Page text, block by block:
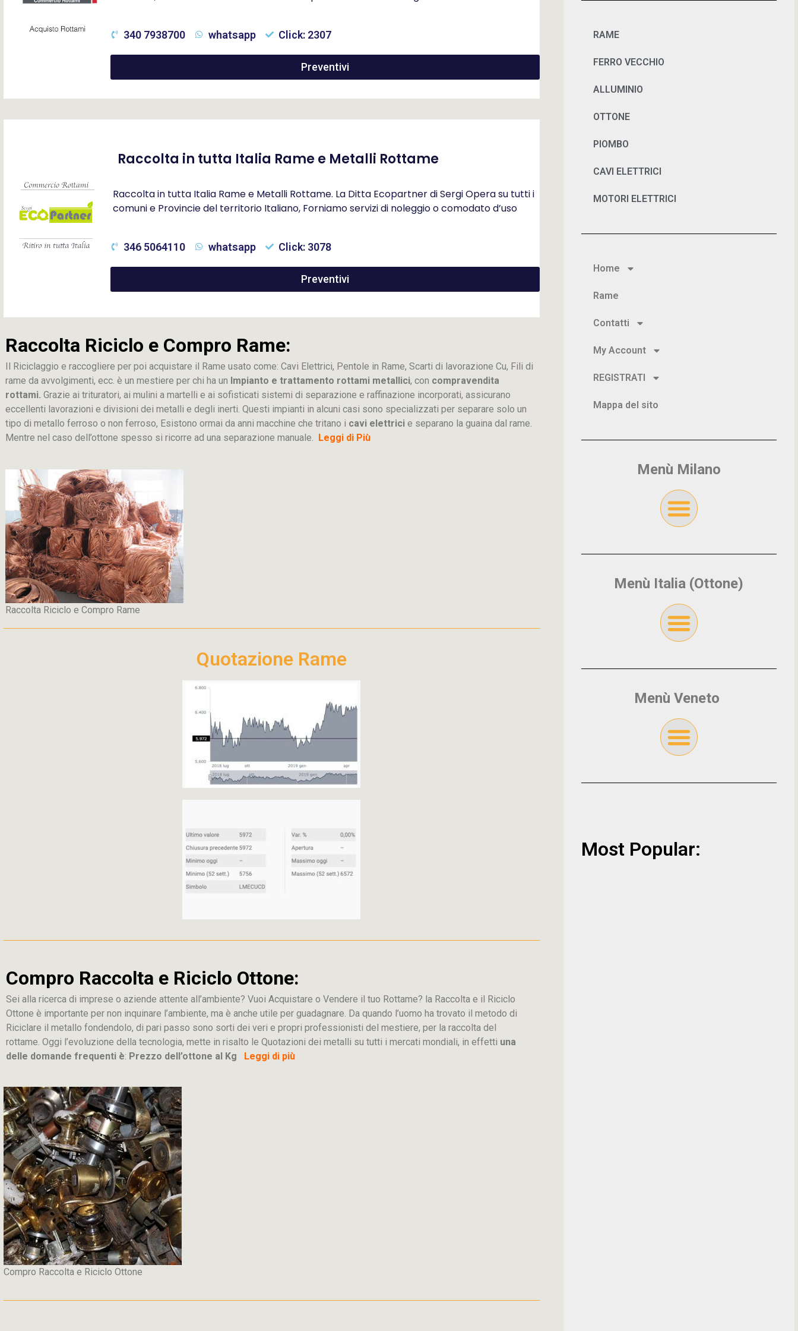
340 7938700 whatsapp Click: 2307
Preventivi
Raccolta in tutta Italia Rame e Metalli Rottame
Raccolta in tutta Italia Rame e Metalli Rottame. La Ditta Ecopartner di Sergi Opera su tutti i
comuni e Provincie del territorio Italiano, Forniamo servizi di noleggio o comodato d’uso
346 5064110 whatsapp Click: 3078
Preventivi
Raccolta Riciclo e Compro Rame:
Il Riciclaggio e raccogliere per poi acquistare il Rame usato come: Cavi Elettrici, Pentole in Rame, Scarti di lavorazione Cu, Fili di
rame da avvolgimenti, ecc. è un mestiere per chi ha un Impianto e trattamento rottami metallici, con compravendita
rottami. Grazie ai trituratori, ai mulini a martelli e ai sofisticati sistemi di separazione e raffinazione incorporati, assicurano
eccellenti lavorazioni e divisioni dei metalli e degli inerti. Questi impianti in alcuni casi sono specializzati per separare solo un
tipo di metallo ferroso o non ferroso, Esistono ormai da anni macchine che tritano i cavi elettrici e separano la guaina dal rame.
Mentre nel caso dell’ottone spesso si ricorre ad una separazione manuale.
Leggi di Più
Raccolta Riciclo e Compro Rame
Quotazione Rame
Compro Raccolta e Riciclo Ottone:
Sei alla ricerca di imprese o aziende attente all’ambiente? Vuoi Acquistare o Vendere il tuo Rottame? la Raccolta e il Riciclo
Ottone è importante per non inquinare l’ambiente, ma è anche utile per guadagnare. Da quando l’uomo ha trovato il metodo di
Riciclare il metallo fondendolo, di pari passo sono sorti dei veri e propri professionisti del mestiere, per la raccolta del
rottame. Oggi l’evoluzione della tecnologia, mette in risalto le Quotazioni dei metalli su tutti i mercati mondiali, in effetti una
delle domande frequenti è: Prezzo dell’ottone al Kg Leggi di più
Compro Raccolta e Riciclo Ottone
RAME
FERRO VECCHIO
ALLUMINIO
OTTONE
PIOMBO
CAVI ELETTRICI
MOTORI ELETTRICI
Home
Rame
Contatti
My Account
REGISTRATI
Mappa del sito
Menù Milano
Menù Italia (Ottone)
Menù Veneto
Most Popular: